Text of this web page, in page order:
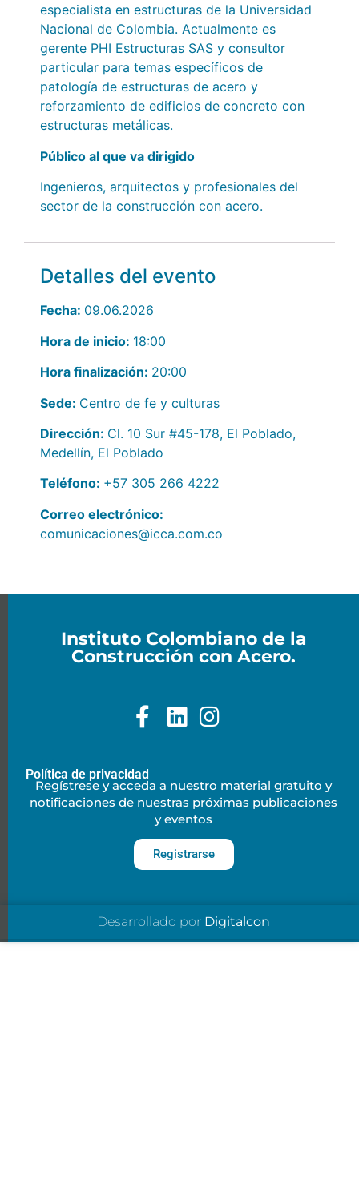
especialista en estructuras de la Universidad
Nacional de Colombia. Actualmente es
gerente PHI Estructuras SAS y consultor
particular para temas específicos de
patología de estructuras de acero y
reforzamiento de edificios de concreto con
estructuras metálicas.
Público al que va dirigido
Ingenieros, arquitectos y profesionales del
sector de la construcción con acero.
Detalles del evento
Fecha: 09.06.2026
Hora de inicio: 18:00
Hora finalización: 20:00
Sede: Centro de fe y culturas
Dirección: Cl. 10 Sur #45-178, El Poblado,
Medellín, El Poblado
Teléfono: +57 305 266 4222
Correo electrónico:
comunicaciones@icca.com.co
Instituto Colombiano de la
Construcción con Acero.
Política de privacidad
Regístrese y acceda a nuestro material gratuito y
notificaciones de nuestras próximas publicaciones
y eventos
Registrarse
Desarrollado por Digitalcon